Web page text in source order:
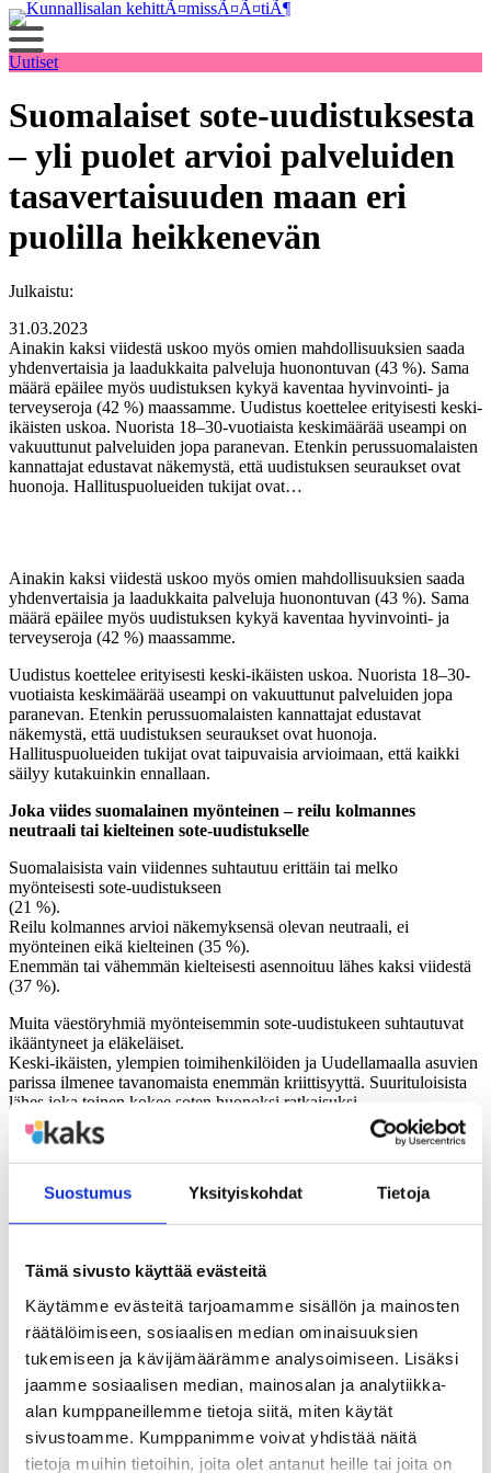
Suostumus Yksityiskohdat Tietoja
Tämä sivusto käyttää evästeitä
Käytämme evästeitä tarjoamamme sisällön ja mainosten
räätälöimiseen, sosiaalisen median ominaisuuksien
tukemiseen ja kävijämäärämme analysoimiseen. Lisäksi
jaamme sosiaalisen median, mainosalan ja analytiikka-
alan kumppaneillemme tietoja siitä, miten käytät
sivustoamme. Kumppanimme voivat yhdistää näitä
tietoja muihin tietoihin, joita olet antanut heille tai joita on
Siirry
sisältöön
Uutiset
Suomalaiset sote-uudistuksesta
– yli puolet arvioi palveluiden
tasavertaisuuden maan eri
puolilla heikkenevän
Julkaistu:
31.03.2023
Ainakin kaksi viidestä uskoo myös omien mahdollisuuksien saada
yhdenvertaisia ja laadukkaita palveluja huonontuvan (43 %). Sama
määrä epäilee myös uudistuksen kykyä kaventaa hyvinvointi- ja
terveyseroja (42 %) maassamme. Uudistus koettelee erityisesti keski-
ikäisten uskoa. Nuorista 18–30-vuotiaista keskimäärää useampi on
vakuuttunut palveluiden jopa paranevan. Etenkin perussuomalaisten
kannattajat edustavat näkemystä, että uudistuksen seuraukset ovat
huonoja. Hallituspuolueiden tukijat ovat…
Ainakin kaksi viidestä uskoo myös omien mahdollisuuksien saada
yhdenvertaisia ja laadukkaita palveluja huonontuvan (43 %). Sama
määrä epäilee myös uudistuksen kykyä kaventaa hyvinvointi- ja
terveyseroja (42 %) maassamme.
Uudistus koettelee erityisesti keski-ikäisten uskoa. Nuorista 18–30-
vuotiaista keskimäärää useampi on vakuuttunut palveluiden jopa
paranevan. Etenkin perussuomalaisten kannattajat edustavat
näkemystä, että uudistuksen seuraukset ovat huonoja.
Hallituspuolueiden tukijat ovat taipuvaisia arvioimaan, että kaikki
säilyy kutakuinkin ennallaan.
Joka viides suomalainen myönteinen – reilu kolmannes
neutraali tai kielteinen sote-uudistukselle
Suomalaisista vain viidennes suhtautuu erittäin tai melko
myönteisesti sote-uudistukseen
(21 %).
Reilu kolmannes arvioi näkemyksensä olevan neutraali, ei
myönteinen eikä kielteinen (35 %).
Enemmän tai vähemmän kielteisesti asennoituu lähes kaksi viidestä
(37 %).
Muita väestöryhmiä myönteisemmin sote-uudistukeen suhtautuvat
ikääntyneet ja eläkeläiset.
Keski-ikäisten, ylempien toimihenkilöiden ja Uudellamaalla asuvien
parissa ilmenee tavanomaista enemmän kriittisyyttä. Suurituloisista
lähes joka toinen kokee soten huonoksi ratkaisuksi.
Keskustan kannattajista enemmän kuin kaksi viidestä liputtaa soten
puolesta (42 %).
%). Perussuomalaisten (58 %) ja RKP:n (56 %) kannattajien
enemmistö suhtautuu kielteisesti. Kokoomuksen tukijoista enemmän
Kolmannes suomalaisista arvioi olevansa hyvin perillä sote-
Kaikista täysi-ikäisistä ja alle 80-vuotiaista reilu kolmannes (35 %)
ilmoittaa, että he ovat erittäin tai melko hyvin perillä sote-
uudistuksesta. Yli neljännes uskoo tietämyksensä olevan heikkoa
(28 %). Reilu kolmannes arvelee olevansa perillä jotenkuten, ei
hyvin mutta ei huonostikaan
(35 %).
Lue koko tutkimusosiotäältä.